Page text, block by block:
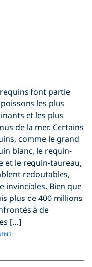
requins font partie
les plus
et les plus
de la mer. Certains
comme le grand
blanc, le requin-
et le requin-taureau,
redoutables,
invincibles. Bien que
plus de 400 millions
à de
[…]